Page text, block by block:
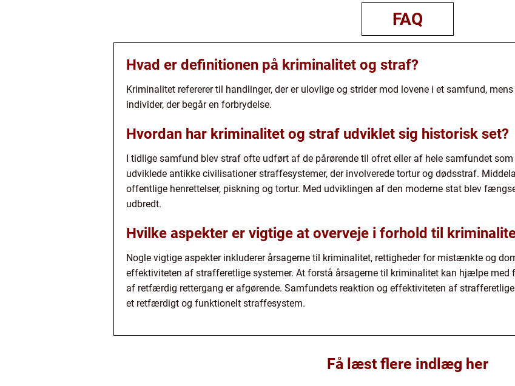
FAQ
Hvad er definitionen på kriminalitet og straf?
Kriminalitet refererer til handlinger, der er ulovlige og strider mod lovene i et samfund,
individer, der begår en forbrydelse.
Hvordan har kriminalitet og straf udviklet sig historisk set?
I tidlige samfund blev straf ofte udført af de pårørende til ofret eller af hele samfundet
udviklede antikke civilisationer straffesystemer, der involverede tortur og dødsstraf.
offentlige henrettelser, piskning og tortur. Med udviklingen af den moderne stat blev
udbredt.
Hvilke aspekter er vigtige at overveje i forhold til
Nogle vigtige aspekter inkluderer årsagerne til kriminalitet, rettigheder for mistænkte og
effektiviteten af strafferetlige systemer. At forstå årsagerne til kriminalitet kan hjælpe med
af retfærdig rettergang er afgørende. Samfundets reaktion og effektiviteten af
et retfærdigt og funktionelt straffesystem.
Få læst flere indlæg her